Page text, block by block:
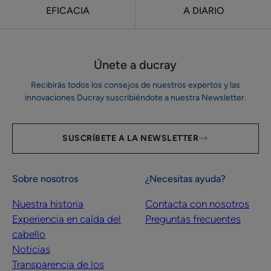
EFICACIA A DIARIO
Únete a ducray
Recibirás todos los consejos de nuestros expertos y las
innovaciones Ducray suscribiéndote a nuestra Newsletter.
SUSCRÍBETE A LA NEWSLETTER
Sobre nosotros
Nuestra historia
Experiencia en caída del
cabello
Noticias
Transparencia de los
¿Necesitas ayuda?
Contacta con nosotros
Preguntas frecuentes